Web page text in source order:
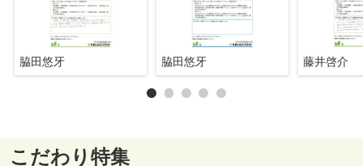
脇田悠牙 脇田悠牙 藤井啓介
こだわり特集